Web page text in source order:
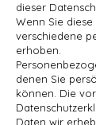
dieser
Wenn Sie
verschiedene
erhoben.
denen Sie
können. Die
Daten wir